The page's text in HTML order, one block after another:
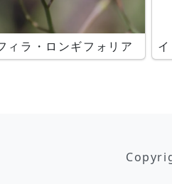
ィラ・ロンギフォリア